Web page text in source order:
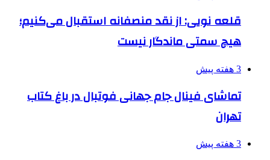
قلعه نویی: از نقد منصفانه استقبال می‌کنیم؛
هیچ سمتی ماندگار نیست
3 هفته پیش
تماشای فینال جام جهانی فوتبال در باغ کتاب
تهران
3 هفته پیش